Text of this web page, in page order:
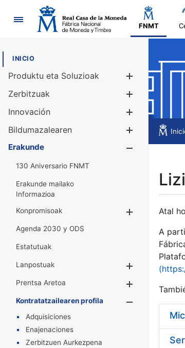
Nabigazioa
FNMT
INICIO
Produktu eta Soluzioak
Zerbitzuak
Innovación
Bildumazalearen
Erakunde
130 Aniversario FNMT
Erakunde mailako
Informazioa
Konpromisoak
Agenda 2030 y ODS
Estatutuak
Lanpostuak
Prentsa Aretoa
Kontratatzailearen profila
Adquisiciones
Enajenaciones
Zerbitzuen Aurkezpena
Atal
A